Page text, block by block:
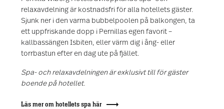
relaxavdelning är kostnadsfri för alla hotellets gäster.
Sjunk ner i den varma bubbelpoolen på balkongen, ta
ett uppfriskande dopp i Pernillas egen favorit –
kallbassängen Isbiten, eller värm dig i ång- eller
torrbastun efter en dag ute på fjället.
Spa- och relaxavdelningen är exklusivt till för gäster
boende på hotellet.
Läs mer om hotellets spa här